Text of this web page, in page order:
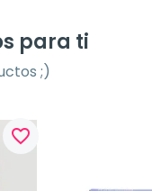
para ti
;)
favorite_border